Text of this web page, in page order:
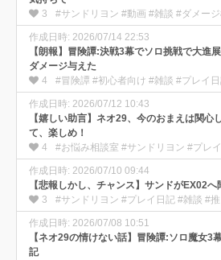
3
#サンドリヨン #動画 #雑談 #ダメー
作成日時: 2026/07/14 22:53
【朗報】冒険譚:決戦3幕でソロ挑戦で大進
ダメージ与えた
4
#冒険譚 #初心者向け #雑談 #プレイ
作成日時: 2026/07/12 10:43
【嬉しい助言】ネオ29、今のおまえは関心
て、楽しめ！
4
作成日時: 2026/07/10 09:44
【悲報しかし、チャンス】サンドがEX02へ
3
#サンドリヨン #プレイ日記 #雑談 #推
作成日時: 2026/07/08 10:51
【ネオ29の情けない話】冒険譚:ソロ魔女3
記